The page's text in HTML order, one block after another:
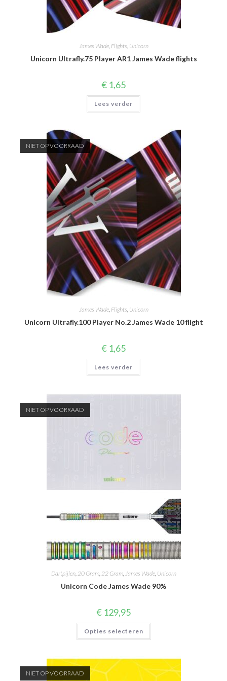
James Wade, Flights Unicorn
Unicorn Ultrafly.75 Player AR1 James Wade flights
€ 1,65
Lees verder
NIET OP VOORRAAD
James Wade, Flights, Unicorn
Unicorn Ultrafly.100 Player No.2 James Wade 10 flight
€ 1,65
Lees verder
NIET OP VOORRAAD
Dartpijlen, 20 Gram, 22 Gram, James Wade, Unicorn
Unicorn Code James Wade 90%
€ 129,95
Opties selecteren
Dit
heeft
Deze
optie
kan
NIET OP VOORRAAD